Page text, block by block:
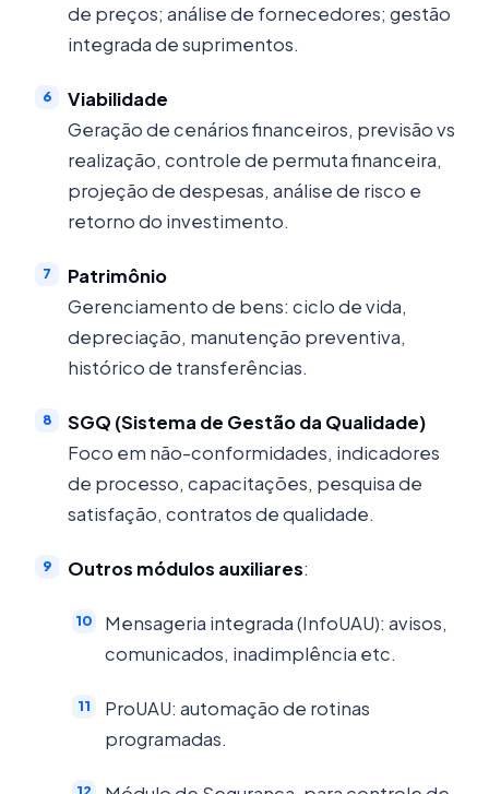
de preços; análise de fornecedores; gestão
integrada de suprimentos.
Viabilidade
Geração de cenários financeiros, previsão vs
realização, controle de permuta financeira,
projeção de despesas, análise de risco e
retorno do investimento.
Patrimônio
Gerenciamento de bens: ciclo de vida,
depreciação, manutenção preventiva,
histórico de transferências.
SGQ (Sistema de Gestão da Qualidade)
Foco em não-conformidades, indicadores
de processo, capacitações, pesquisa de
satisfação, contratos de qualidade.
Outros módulos auxiliares:
Mensageria integrada (InfoUAU): avisos,
comunicados, inadimplência etc.
ProUAU: automação de rotinas
programadas.